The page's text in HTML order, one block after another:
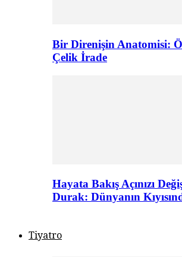
Bir Direnişin Anatomisi:
Çelik İrade
Hayata Bakış Açınızı
Durak: Dünyanın
Tiyatro